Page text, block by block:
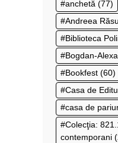
anchetă (77)
Andreea
Biblioteca
Bogdan-
Bookfest (60)
Casa de
casa de
Colecţia:
contemporani